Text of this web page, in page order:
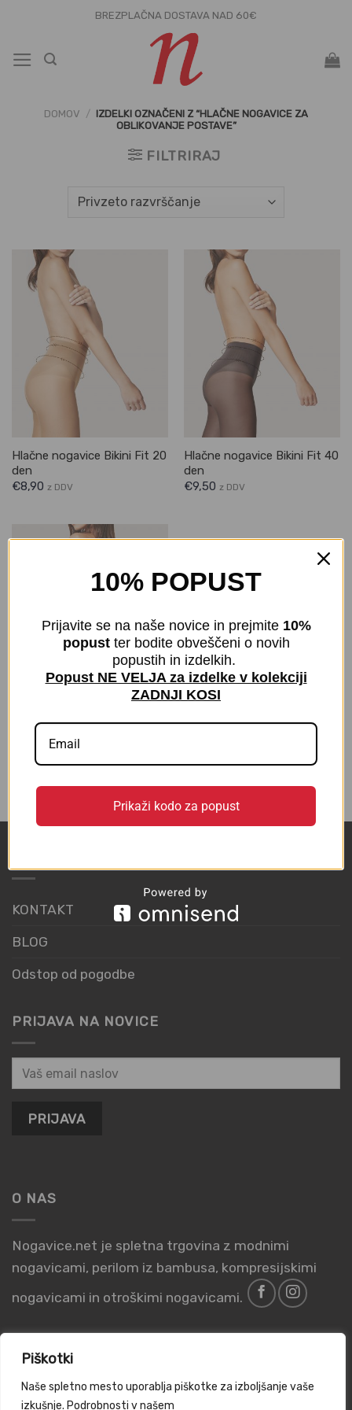
Piškotki
Naše spletno mesto uporablja piškotke za izboljšanje vaše
izkušnje. Podrobnosti v našem
vsebino
BREZPLAČNA DOSTAVA NAD 60€
DOMOV / IZDELKI OZNAČENI Z “HLAČNE NOGAVICE ZA
OBLIKOVANJE POSTAVE”
FILTRIRAJ
Hlačne nogavice Bikini Fit 20
den
€8,90 z DDV
Hlačne nogavice Bikini Fit 40
den
€9,50 z DDV
Hlačne nogavice Comfort 40
den Premium
9,50–€9,90 z DDV
KONTAKT
BLOG
Odstop od pogodbe
PRIJAVA NA NOVICE
O NAS
Nogavice.net je spletna trgovina z modnimi
nogavicami, perilom iz bambusa, kompresijskimi
nogavicami in otroškimi nogavicami.
PIŠKOTKI POGOJI POSLOVANJA
10% POPUST
Prijavite se na naše novice in prejmite 10%
popust ter bodite obveščeni o novih
popustih in izdelkih.
Popust NE VELJA za izdelke v kolekciji
ZADNJI KOSI
Prikaži kodo za popust